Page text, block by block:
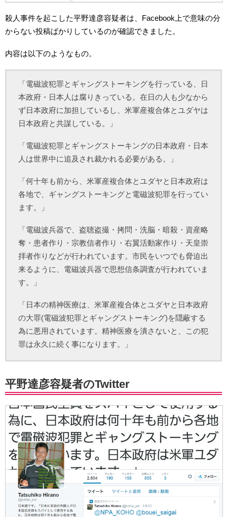
殺人事件を起こした平野達彦容疑者は、Facebook上で意味の分
からない投稿ばかりしているのが確認できました。
内容は以下のようなもの。
「電磁波犯罪とギャングストーキングを行っている、日
本政府・日本人は腐りきっている。在日の人も少なから
ず日本政府に加担しているし、米軍産複合体とユダヤは
日本政府と共謀している。」
「電磁波犯罪とギャングストーキングの日本政府・日本
人は世界中に追及され裁かれる必要がある。」
「何十年も前から、米軍産複合体とユダヤと日本政府は
各地で、ギャングストーキングと電磁波犯罪を行ってい
ます。」
「電磁波兵器で、盗聴盗撮・拷問・洗脳・暗殺・資産略
奪・患者作り・宗教信者作り・右翼活動家作り・天皇崇
拝者作りなどが行われています。市民をいつでも脅迫出
来るように、電磁波兵器で思想信条調査が行われていま
す。」
「日本の精神医療は、米軍産複合体とユダヤと日本政府
の大罪(電磁波犯罪とギャングストーキング)を隠蔽する
為に悪用されています。精神医療を潰さないと、この犯
罪は永久に続く事になります。」
平野達彦容疑者のTwitter